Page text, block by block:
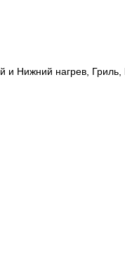
и Нижний нагрев,